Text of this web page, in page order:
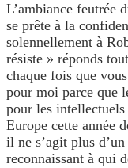
L’ambiance feutrée
se prête à la
solennellement à
résiste » réponds
chaque fois que
pour moi parce que
pour les intellectuels
Europe cette année
il ne s’agit plus
reconnaissant à qui